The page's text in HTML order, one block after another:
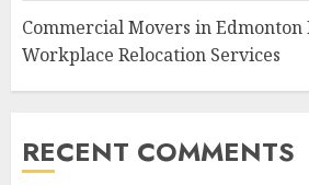
Commercial Movers in
Workplace Relocation Services
RECENT COMMENTS